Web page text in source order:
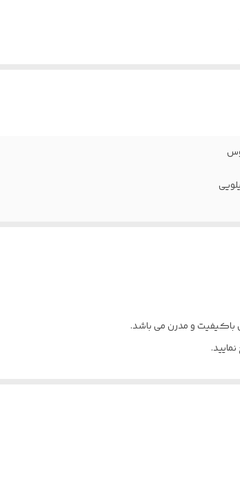
باکیفیت و مدرن می باشد.